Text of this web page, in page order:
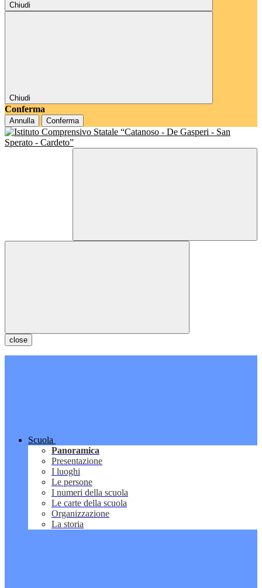
Chiudi
Chiudi
Conferma
Annulla Conferma
close
Scuola
Panoramica
Presentazione
I luoghi
Le persone
I numeri della scuola
Le carte della scuola
Organizzazione
La storia